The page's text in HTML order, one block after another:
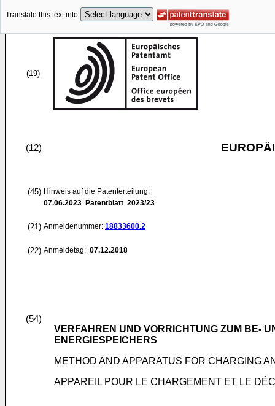
Translate this text into
(19)
(12)
(45) Hinweis auf die Patenterteilung:
07.06.2023 Patentblatt 2023/23
(21) Anmeldenummer: 18833600.2
(22) Anmeldetag: 07.12.2018
(54)
VERFAHREN UND VORRICHTUNG ZUM BE-
ENERGIESPEICHERS
METHOD AND APPARATUS FOR CHARGING
APPAREIL POUR LE CHARGEMENT ET LE